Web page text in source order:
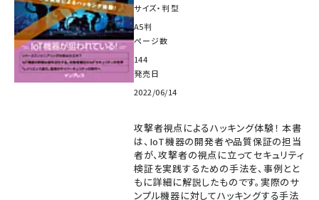
サイズ・判型
A5判
ページ数
144
発売日
2022/06/14
攻撃者視点によるハッキング体験！ 本書
は、IoT機器の開発者や品質保証の担当
者が、攻撃者の視点に立ってセキュリティ
検証を実践するための手法を、事例とと
もに詳細に解説したものです。実際のサ
ンプル機器に対してハッキングする手法